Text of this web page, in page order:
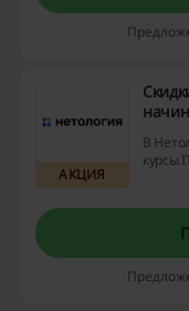
АКЦИЯ
В
курсы